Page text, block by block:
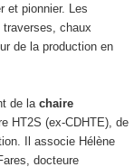
et pionnier. Les
traverses, chaux
de la production en
de la chaire
HT2S (ex-CDHTE), de
Il associe Hélène
docteure